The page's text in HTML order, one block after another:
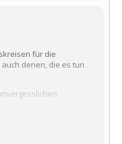
für die
denen, die es tun